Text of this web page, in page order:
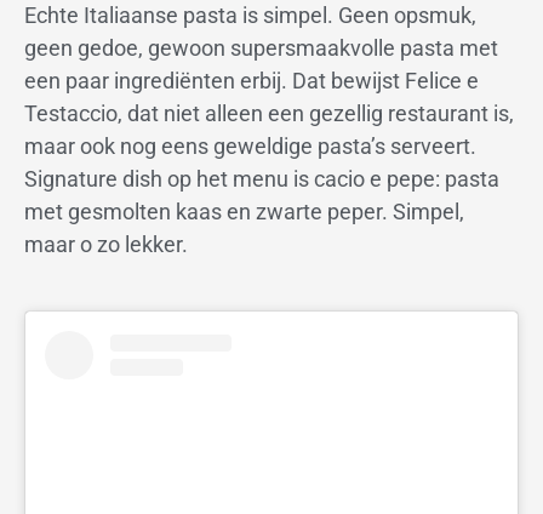
Echte Italiaanse pasta is simpel. Geen opsmuk,
geen gedoe, gewoon supersmaakvolle pasta met
een paar ingrediënten erbij. Dat bewijst Felice e
Testaccio, dat niet alleen een gezellig restaurant is,
maar ook nog eens geweldige pasta’s serveert.
Signature dish op het menu is cacio e pepe: pasta
met gesmolten kaas en zwarte peper. Simpel,
maar o zo lekker.